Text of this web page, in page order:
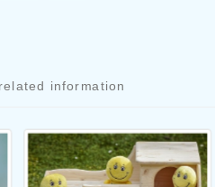
related information